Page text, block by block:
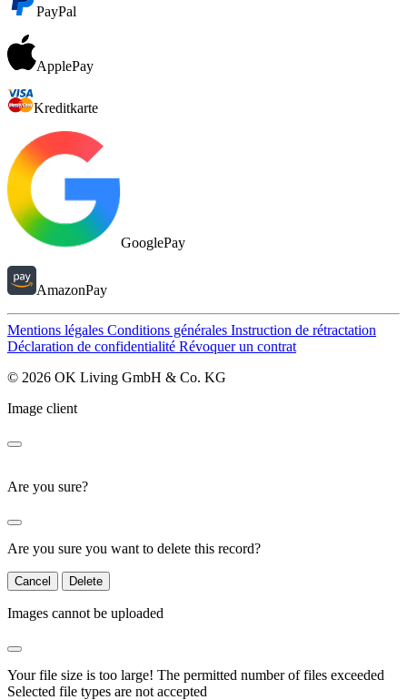
PayPal
ApplePay
Kreditkarte
GooglePay
AmazonPay
Mentions légales Conditions générales Instruction de rétractation
Déclaration de confidentialité Révoquer un contrat
© 2026 OK Living GmbH & Co. KG
Image client
Are you sure?
Are you sure you want to delete this record?
Cancel Delete
Images cannot be uploaded
Your file size is too large! The permitted number of files exceeded
Selected file types are not accepted